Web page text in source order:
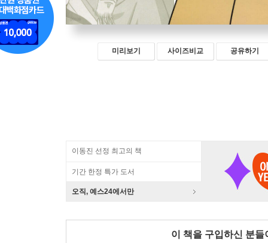
미리보기 사이즈비교 공유하기
이동진 선정 최고의 책
기간 한정 특가 도서
오직, 예스24에서만
이 책을 구입하신 분